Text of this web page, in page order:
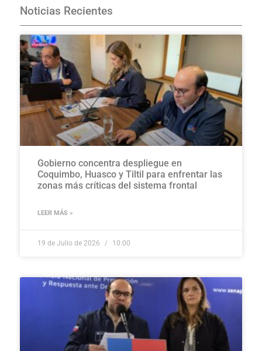
Noticias Recientes
Gobierno concentra despliegue en
Coquimbo, Huasco y Tiltil para enfrentar las
zonas más críticas del sistema frontal
LEER MÁS »
19 de Julio de 2026 10:00